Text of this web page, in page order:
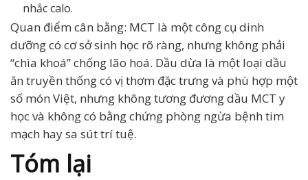
nhắc calo.
Quan điểm cân bằng: MCT là một công cụ dinh
dưỡng có cơ sở sinh học rõ ràng, nhưng không phải
“chìa khoá” chống lão hoá. Dầu dừa là một loại dầu
ăn truyền thống có vị thơm đặc trưng và phù hợp một
số món Việt, nhưng không tương đương dầu MCT y
học và không có bằng chứng phòng ngừa bệnh tim
mạch hay sa sút trí tuệ.
Tóm lại